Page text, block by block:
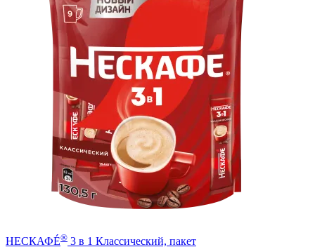
НЕСКАФÉ® 3 в 1 Классический, пакет